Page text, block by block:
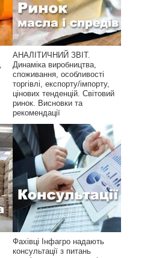
АНАЛІТИЧНИЙ ЗВІТ.
Динаміка виробництва,
споживання, особливості
торгівлі, експорту/імпорту,
цінових тенденцій. Світовий
ринок. Висновки та
рекомендації
Фахівці Інфагро надають
консультації з питань